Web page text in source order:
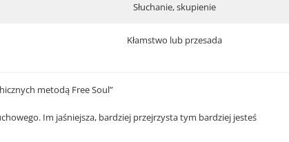
Słuchanie, skupienie
Kłamstwo lub przesada
metodą Free Soul”
Im jaśniejsza, bardziej przejrzysta tym bardziej jesteś